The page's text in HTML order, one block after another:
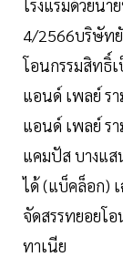
โรงแรมด้วยนา
4/2566บริษัทยั
โอนกรรมสิทธิ์
แอนด์ เพลย์ ร
แอนด์ เพลย์ ร
แคมปัส บางแส
ได้ (แบ็คล็อก)
จัดสรรทยอยโ
ทาเนีย